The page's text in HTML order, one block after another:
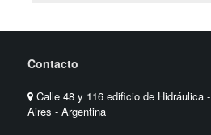
Contacto
Calle 48 y 116 edificio de Hidráulica
Aires - Argentina